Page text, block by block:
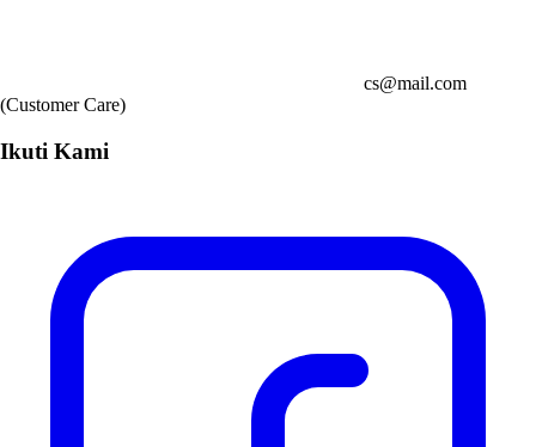
cs@mail.com
(Customer Care)
Ikuti Kami